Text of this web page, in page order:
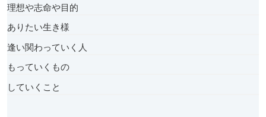
理想や志命や目的
ありたい生き様
逢い関わっていく人
もっていくもの
していくこと